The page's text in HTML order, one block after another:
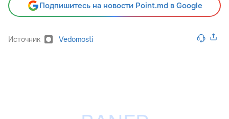
Подпишитесь на новости Point.md в Google
Источник Vedomosti